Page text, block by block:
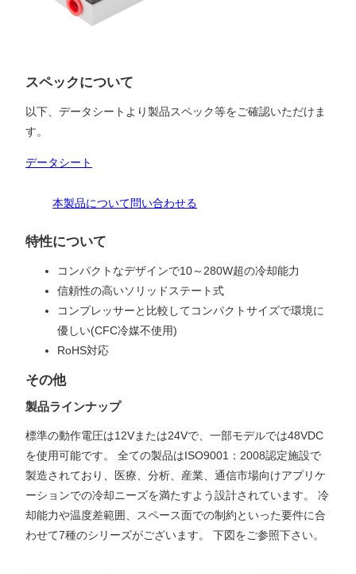
スペックについて
以下、データシートより製品スペック等をご確認いただけま
す。
データシート
本製品について問い合わせる
特性について
コンパクトなデザインで10～280W超の冷却能力
信頼性の高いソリッドステート式
コンプレッサーと比較してコンパクトサイズで環境に
優しい(CFC冷媒不使用)
RoHS対応
その他
製品ラインナップ
標準の動作電圧は12Vまたは24Vで、一部モデルでは48VDC
を使用可能です。 全ての製品はISO9001：2008認定施設で
製造されており、医療、分析、産業、通信市場向けアプリケ
ーションでの冷却ニーズを満たすよう設計されています。 冷
却能力や温度差範囲、スペース面での制約といった要件に合
わせて7種のシリーズがございます。 下図をご参照下さい。